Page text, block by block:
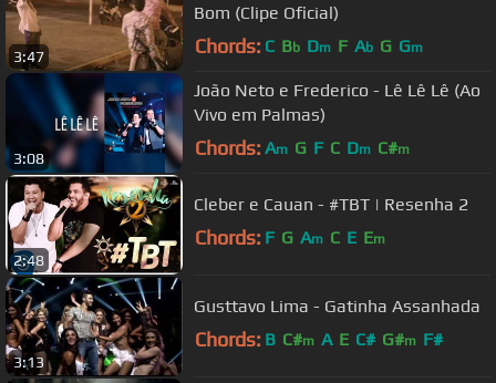
3:47
Bom (Clipe Oficial)
Chords: C Bb Dm F Ab G Gm
3:08
João Neto e Frederico - Lê Lê Lê (Ao
Vivo em Palmas)
Chords: Am G F C Dm C#m
2:48
Cleber e Cauan - #TBT | Resenha 2
Chords: F G Am C E Em
3:13
Gusttavo Lima - Gatinha Assanhada
Chords: B C#m A E C# G#m F#